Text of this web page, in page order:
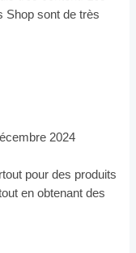
Shop sont de très
2024
pour des produits
en obtenant des